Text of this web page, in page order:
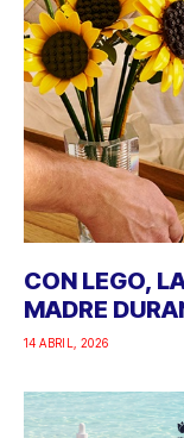
CON LEGO,
MADRE
14 ABRIL, 2026